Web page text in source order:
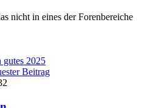
nicht in eines der Forenbereiche
gutes 2025
Beitrag